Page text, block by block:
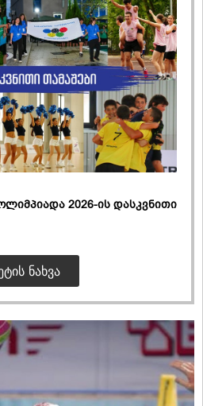
2026-ის დასკვნითი
ᲜᲐᲮᲕᲐ